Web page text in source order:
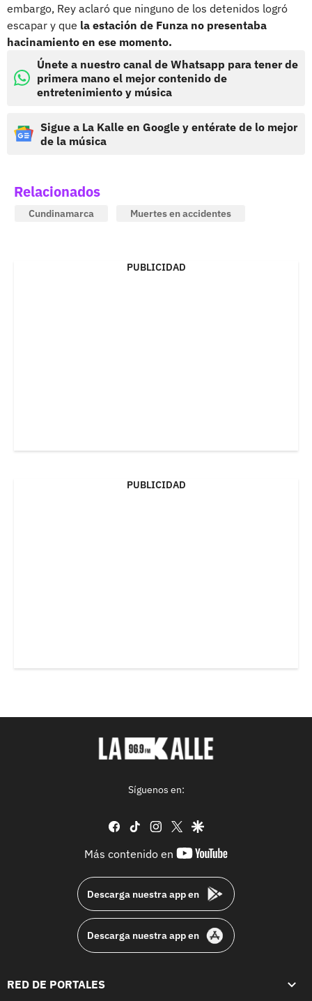
embargo, Rey aclaró que ninguno de los detenidos logró
escapar y que la estación de Funza no presentaba
hacinamiento en ese momento.
Únete a nuestro canal de Whatsapp para tener de
primera mano el mejor contenido de
entretenimiento y música
Sigue a La Kalle en Google y entérate de lo mejor
de la música
Relacionados
Cundinamarca Muertes en accidentes
PUBLICIDAD
PUBLICIDAD
Síguenos en:
facebook
tiktok instagram
twittergoogle
Más contenido en
youtube-
Descarga nuestra app en
Descarga nuestra app en
RED DE PORTALES